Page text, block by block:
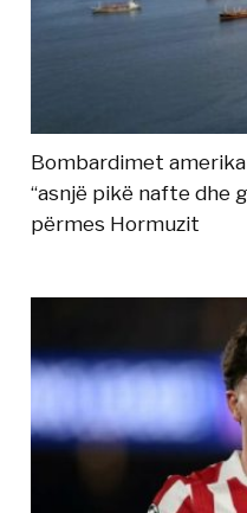
Bombardimet
“asnjë pikë nafte dhe
përmes Hormuzit